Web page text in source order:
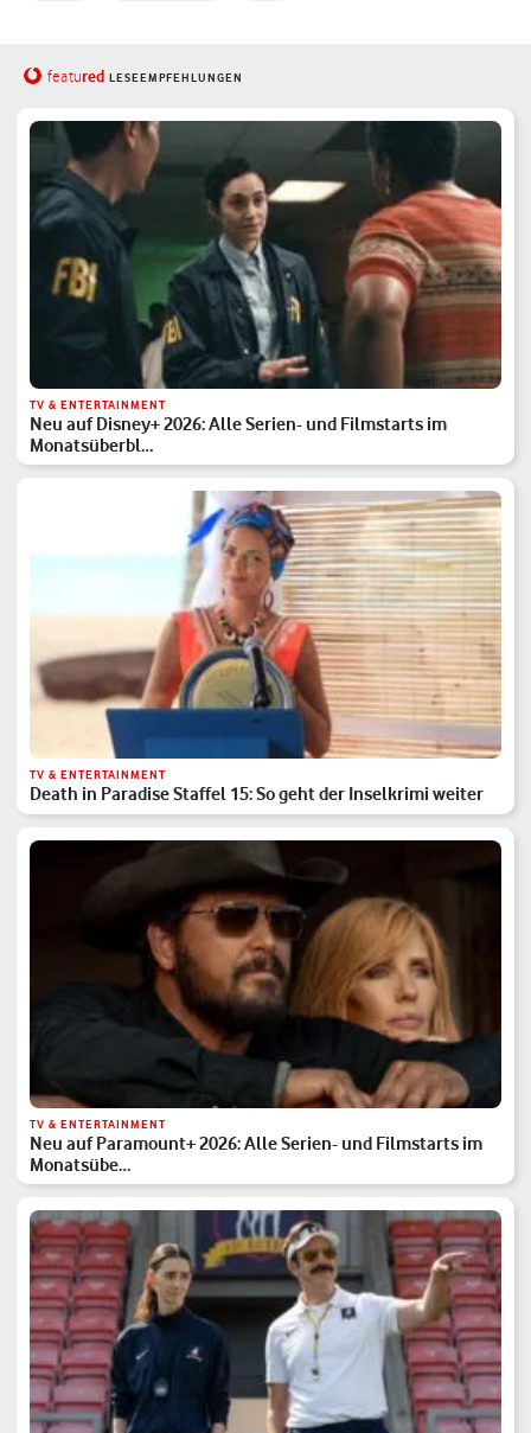
featured LESEEMPFEHLUNGEN
TV & ENTERTAINMENT
Neu auf Disney+ 2026: Alle Serien- und Filmstarts im
Monatsüberbl…
TV & ENTERTAINMENT
Death in Paradise Staffel 15: So geht der Inselkrimi weiter
TV & ENTERTAINMENT
Neu auf Paramount+ 2026: Alle Serien- und Filmstarts im
Monatsübe…